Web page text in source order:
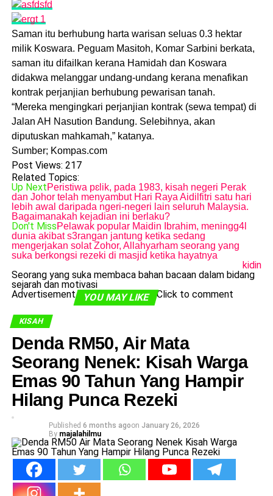
Saman itu berhubung harta warisan seluas 0.3 hektar
milik Koswara. Peguam Masitoh, Komar Sarbini berkata,
saman itu difailkan kerana Hamidah dan Koswara
didakwa melanggar undang-undang kerana menafikan
kontrak perjanjian berhubung pewarisan tanah.
“Mereka mengingkari perjanjian kontrak (sewa tempat) di
Jalan AH Nasution Bandung. Selebihnya, akan
diputuskan mahkamah,” katanya.
Sumber; Kompas.com
Post Views: 217
Related Topics:
Up NextPeristiwa pɛlik, pada 1983, kisah negeri Perak
dan Johor telah menyambut Hari Raya Aidilfitri satu hari
lebih awal daripada ngeri-negeri lain seluruh Malaysia.
Bagaimanakah kejadian ini berlaku?
Don't MissPelawak popular Maidin Ibrahim, meningg4l
dunia akibat s3rangan jantung ketika sedang
mengerjakan solat Zohor, Allahyarham seorang yang
suka berkongsi rezeki di masjid ketika hayatnya
kidin
Seorang yang suka membaca bahan bacaan dalam bidang
sejarah dan motivasi
Advertisement
YOU MAY LIKE Click to comment
KISAH
Denda RM50, Air Mata
Seorang Nenek: Kisah Warga
Emas 90 Tahun Yang Hampir
Hilang Punca Rezeki
Published 6 months agoon January 26, 2026
By majalahilmu